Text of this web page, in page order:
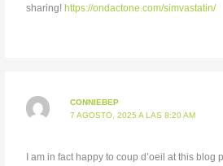
sharing! https://ondactone.com/simvastatin/
CONNIEBEP
7 AGOSTO, 2025 A LAS 8:20 AM
I am in fact happy to coup d’oeil at this blog